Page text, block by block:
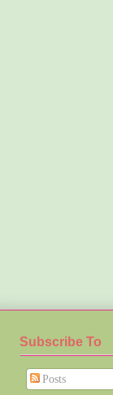
Subscribe To
Posts